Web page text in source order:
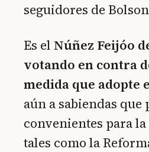
seguidores de
Es el Núñez Feijóo
votando en contra
medida que adopte
aún a sabiendas que
convenientes para
tales como la